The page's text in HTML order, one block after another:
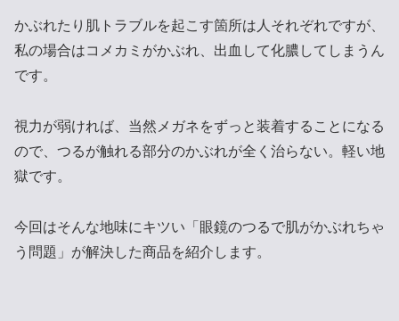
かぶれたり肌トラブルを起こす箇所は人それぞれですが、
私の場合はコメカミがかぶれ、出血して化膿してしまうん
です。
視力が弱ければ、当然メガネをずっと装着することになる
ので、つるが触れる部分のかぶれが全く治らない。軽い地
獄です。
今回はそんな地味にキツい「眼鏡のつるで肌がかぶれちゃ
う問題」が解決した商品を紹介します。